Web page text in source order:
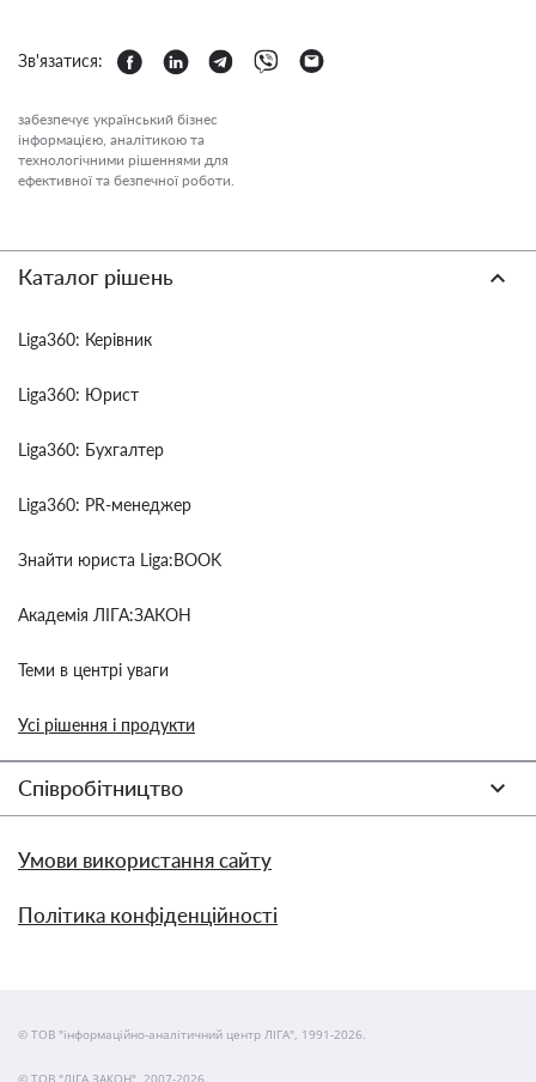
Зв'язатися:
забезпечує український бізнес
інформацією, аналітикою та
технологічними рішеннями для
ефективної та безпечної роботи.
Каталог рішень
Liga360: Керівник
Liga360: Юрист
Liga360: Бухгалтер
Liga360: PR-менеджер
Знайти юриста Liga:BOOK
Академія ЛІГА:ЗАКОН
Теми в центрі уваги
Усі рішення і продукти
Співробітництво
Умови використання сайту
Політика конфіденційності
© ТОВ "інформаційно-аналітичний центр ЛІГА", 1991-2026.
© ТОВ "ЛІГА ЗАКОН", 2007-2026.